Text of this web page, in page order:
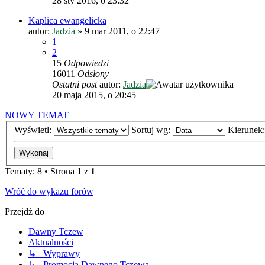
Kaplica ewangelicka
autor: Jadzia » 9 mar 2011, o 22:47
1
2
15 Odpowiedzi
16011 Odsłony
Ostatni postautor: Jadzia
20 maja 2015, o 20:45
NOWY TEMAT
Wyświetl:
Sortuj wg:
Tematy: 8 • Strona 1 z 1
Wróć do wykazu forów
Przejdź do
Dawny Tczew
Aktualności
↳ Wyprawy